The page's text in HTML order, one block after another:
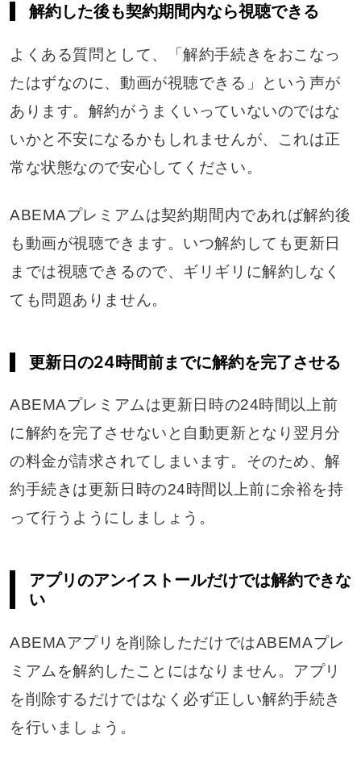
解約した後も契約期間内なら視聴できる
よくある質問として、「解約手続きをおこなっ
たはずなのに、動画が視聴できる」という声が
あります。解約がうまくいっていないのではな
いかと不安になるかもしれませんが、これは正
常な状態なので安心してください。
ABEMAプレミアムは契約期間内であれば解約後
も動画が視聴できます。いつ解約しても更新日
までは視聴できるので、ギリギリに解約しなく
ても問題ありません。
更新日の24時間前までに解約を完了させる
ABEMAプレミアムは更新日時の24時間以上前
に解約を完了させないと自動更新となり翌月分
の料金が請求されてしまいます。そのため、解
約手続きは更新日時の24時間以上前に余裕を持
って行うようにしましょう。
アプリのアンイストールだけでは解約できな
い
ABEMAアプリを削除しただけではABEMAプレ
ミアムを解約したことにはなりません。アプリ
を削除するだけではなく必ず正しい解約手続き
を行いましょう。